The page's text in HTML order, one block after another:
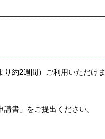
約2週間）ご利用いただけま
書」をご提出ください。